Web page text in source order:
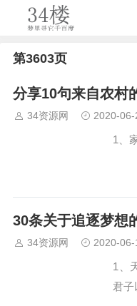
第3603页
分享10句来自农村
34资源网 2020-06-
1、
30条关于追逐梦想
34资源网 2020-06-
1、
君